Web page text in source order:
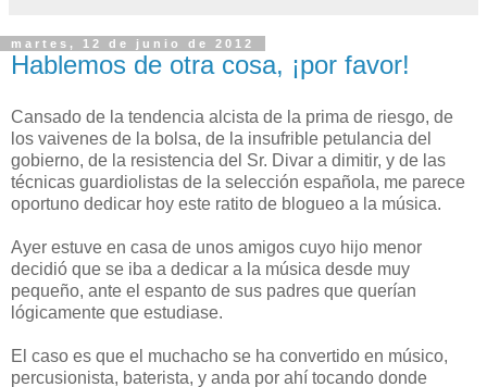
martes, 12 de junio de 2012
Hablemos de otra cosa, ¡por favor!
Cansado de la tendencia alcista de la prima de riesgo, de
los vaivenes de la bolsa, de la insufrible petulancia del
gobierno, de la resistencia del Sr. Divar a dimitir, y de las
técnicas guardiolistas de la selección española, me parece
oportuno dedicar hoy este ratito de blogueo a la música.
Ayer estuve en casa de unos amigos cuyo hijo menor
decidió que se iba a dedicar a la música desde muy
pequeño, ante el espanto de sus padres que querían
lógicamente que estudiase.
El caso es que el muchacho se ha convertido en músico,
percusionista, baterista, y anda por ahí tocando donde